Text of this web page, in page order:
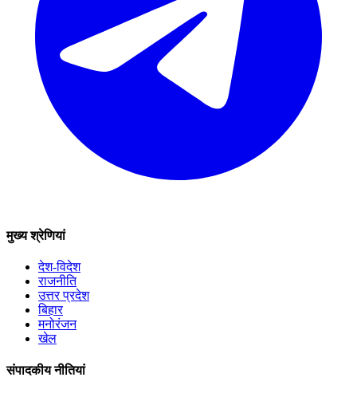
मुख्य श्रेणियां
देश-विदेश
राजनीति
उत्तर प्रदेश
बिहार
मनोरंजन
खेल
संपादकीय नीतियां